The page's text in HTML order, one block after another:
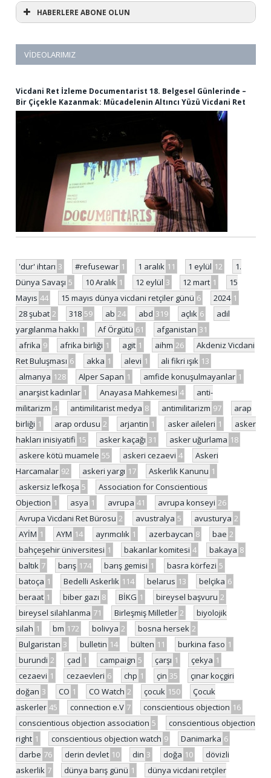
HABERLERE ABONE OLUN
VIDEOLARIMIZ
Vicdani Ret İzleme Documentarist 18. Belgesel Günlerinde –
Bir Çiçekle Kazanmak: Mücadelenin Altıncı Yüzü Vicdani Ret
'dur' ihtarı 3 #refusewar 1 1 aralık 11 1 eylül 12
1.
Dünya Savaşı 5 10 Aralık 1 12 eylül 3 12 mart 1
15
Mayıs 44 15 mayıs dünya vicdani retçiler günü 6 2024 1
28 şubat 2 318 59 ab 24 abd 319 açlık 6
adil
yargılanma hakkı 1 Af Örgütü 61 afganistan 31
afrika 9 afrika birliği 1 agit 1 aihm 26
Akdeniz Vicdani
Ret Buluşması 6 akka 1 alevi 1 ali fikri ışık 13
almanya 128 Alper Sapan 1 amfide konuşulmayanlar 1
anarşist kadınlar 1 Anayasa Mahkemesi 4
anti-
militarizm 4 antimilitarist medya 8 antimilitarizm 97
arap
birliği 1 arap ordusu 2 arjantin 1 asker aileleri 1
asker
hakları inisiyatifi 15 asker kaçağı 31 asker uğurlama 18
askere kötü muamele 55 askeri cezaevi 4
Askeri
Harcamalar 92 askeri yargı 17 Askerlik Kanunu 1
askersiz lefkoşa 5
Association for Conscientious
Objection 1 asya 1 avrupa 41 avrupa konseyi 26
Avrupa Vicdani Ret Bürosu 2 avustralya 5 avusturya 2
AYİM 1 AYM 14 ayrımcılık 1 azerbaycan 8 bae 2
bahçeşehir üniversitesi 1 bakanlar komitesi 4 bakaya 8
baltık 7 barış 174 barış gemisi 1 basra körfezi 5
batoça 1 Bedelli Askerlik 114 belarus 13 belçika 6
beraat 1 biber gazı 8 BİKG 1 bireysel başvuru 2
bireysel silahlanma 71 Birleşmiş Milletler 2
biyolojik
silah 1 bm 172 bolivya 2 bosna hersek 2
Bulgaristan 3 bulletin 14 bülten 11 burkina faso 1
burundi 2 çad 1 campaign 5 çarşı 1 çekya 1
cezaevi 1 cezaevleri 6 chp 1 çin 35
çınar koçgiri
doğan 3 CO 1 CO Watch 2 çocuk 150
Çocuk
askerler 45 connection e.V 7 conscientious objection 16
conscientious objection association 5
conscientious objection
right 1 conscientious objection watch 9 Danimarka 6
darbe 76 derin devlet 10 din 3 doğa 10
dövizli
askerlik 7 dünya barış günü 1
dünya vicdani retçiler